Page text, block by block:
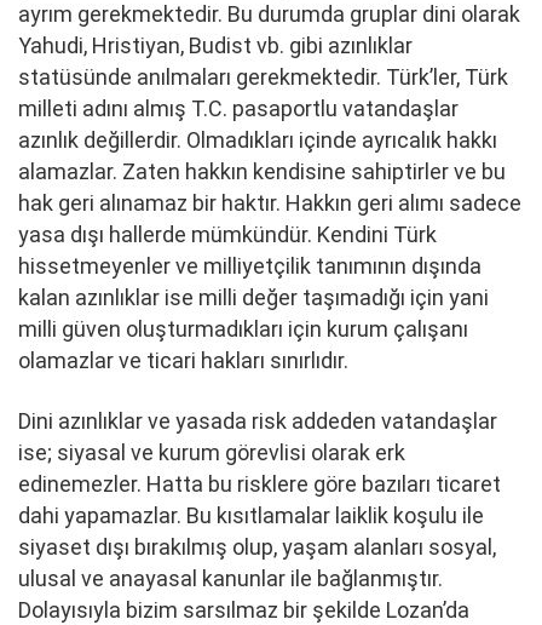
ayrım gerekmektedir. Bu durumda gruplar dini olarak
Yahudi, Hristiyan, Budist vb. gibi azınlıklar
statüsünde anılmaları gerekmektedir. Türk’ler, Türk
milleti adını almış T.C. pasaportlu vatandaşlar
azınlık değillerdir. Olmadıkları içinde ayrıcalık hakkı
alamazlar. Zaten hakkın kendisine sahiptirler ve bu
hak geri alınamaz bir haktır. Hakkın geri alımı sadece
yasa dışı hallerde mümkündür. Kendini Türk
hissetmeyenler ve milliyetçilik tanımının dışında
kalan azınlıklar ise milli değer taşımadığı için yani
milli güven oluşturmadıkları için kurum çalışanı
olamazlar ve ticari hakları sınırlıdır.
Dini azınlıklar ve yasada risk addeden vatandaşlar
ise; siyasal ve kurum görevlisi olarak erk
edinemezler. Hatta bu risklere göre bazıları ticaret
dahi yapamazlar. Bu kısıtlamalar laiklik koşulu ile
siyaset dışı bırakılmış olup, yaşam alanları sosyal,
ulusal ve anayasal kanunlar ile bağlanmıştır.
Dolayısıyla bizim sarsılmaz bir şekilde Lozan’da